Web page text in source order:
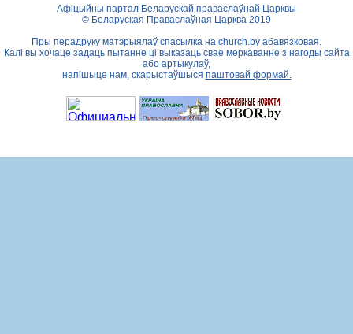
Афіцыйны партал Беларускай праваслаўнай Царквы
© Беларуская Праваслаўная Царква 2019
Пры перадруку матэрыялаў спасылка на church.by абавязковая.
Калі вы хочаце задаць пытанне ці выказаць свае меркаванне з нагоды сайта
або артыкулаў,
напішыце нам, скарыстаўшыся паштовай формай.